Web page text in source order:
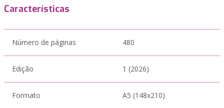
Características
Número de páginas 480
Edição 1 (2026)
Formato A5 (148x210)